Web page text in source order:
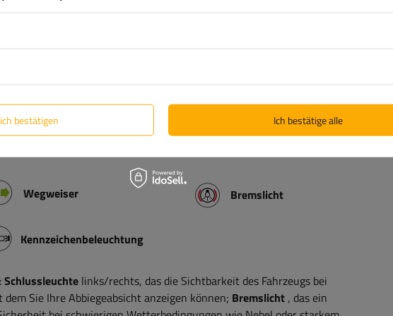
verhindert ein versehentliches Trennen während der Fahrt. Das
und schützt die Kontakte vor Korrosion, wodurch ein langfristiger,
gewährleistet wird.
Wegweiser
Kennzeichenbeleuchtung
Bremslicht
Schlussleuchte links/rechts, das die Sichtbarkeit des Fahrzeugs bei
Sie Ihre Abbiegeabsicht anzeigen können; Bremslicht , das ein
bestätigen Ich bestätige alle